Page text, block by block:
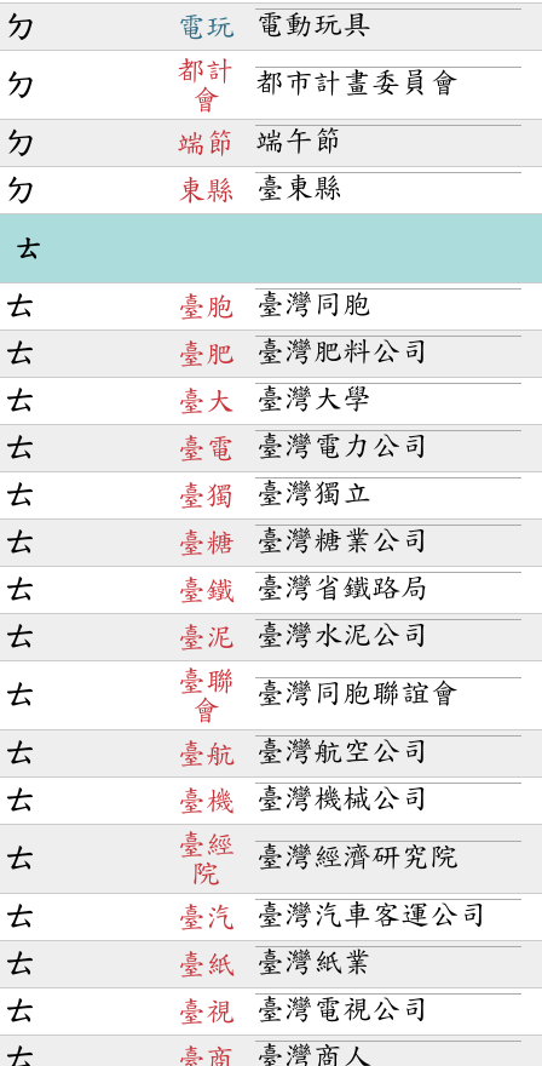
ㄉ 電玩 電動玩具
ㄉ
都計
會
都市計畫委員會
ㄉ 端節
端午節
ㄉ
東縣 臺東縣
ㄊ
ㄊ 臺胞
臺灣同胞
ㄊ
臺肥
臺灣肥料公司
ㄊ
臺大
臺灣大學
ㄊ
臺電
臺灣電力公司
ㄊ
臺獨
臺灣獨立
ㄊ
臺糖
臺灣糖業公司
ㄊ
臺鐵
臺灣省鐵路局
ㄊ
臺泥 臺灣水泥公司
ㄊ
臺聯
會
臺灣同胞聯誼會
ㄊ 臺航
臺灣航空公司
ㄊ
臺機 臺灣機械公司
ㄊ
臺經
院
臺灣經濟研究院
ㄊ 臺汽
臺灣汽車客運公司
ㄊ
臺紙
臺灣紙業
ㄊ
臺視
臺灣電視公司
ㄊ
臺商
臺灣商人